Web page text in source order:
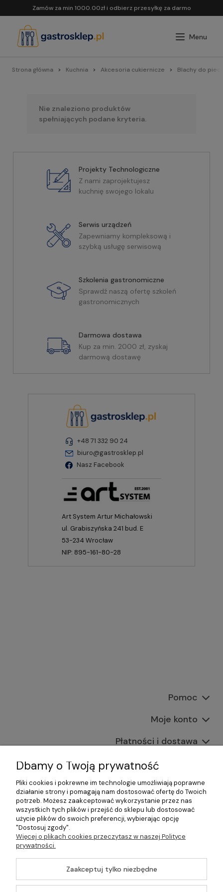
Zamów za min 1000.00zł i odbierz przesyłkę za darmo
Strona główna Kuchnia Akcesoria cukiernicze Blachy do
Nie znaleziono produktów
spełniających podane kryteria.
Projekty Technologiczne
Z nami zaprojektujesz
kuchnię swojego lokalu
Serwis urządzeń
Zapewniamy kompleksową i
szybką usługę serwisową
Szkolenia gastronomiczne
Sprawdź naszą ofertę szkoleń
gastronomicznych
Darmowa dostawa
Kup za min. 2000 zł, zyskaj
darmową dostawę
+48 71 332 90 24
biuro@gastrosklep.pl
Nasz Facebook
Art System Artur Michałowski
ul. Grabiszyńska 241 bud. E
53-234 Wrocław
NIP: 895-161-80-28
Pomoc
Moje konto
Płatności i dostawa
Informacje
O nas
©2026 Wszelkie Prawa Zastrzeżone | Gastrosklep |
Wyposażenie gastronomii, restauracji oraz barów
Szablon Master byEcommercy
Dbamy o Twoją prywatność
Pliki cookies i pokrewne im technologie umożliwiają poprawne
działanie strony i pomagają nam dostosować ofertę do Twoich
potrzeb. Możesz zaakceptować wykorzystanie przez nas
wszystkich tych plików i przejść do sklepu lub dostosować
użycie plików do swoich preferencji, wybierając opcję
"Dostosuj zgody".
Więcej o plikach cookies przeczytasz w naszej Polityce
prywatności.
Zaakceptuj tylko niezbędne